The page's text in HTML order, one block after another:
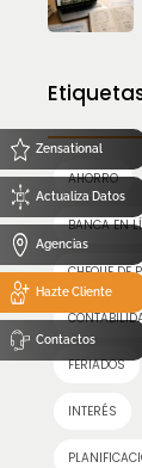
Zensational
Actualiza Datos
Agencias
Hazte Cliente
Contactos
AHORRO
BANCA EN
CHEQUE DE
FERIADOS
INTERÉS